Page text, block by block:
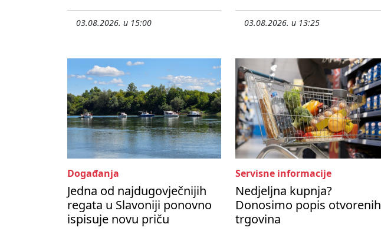
03.08.2026. u 15:00 03.08.2026. u 13:25
Događanja
Jedna od najdugovječnijih
regata u Slavoniji ponovno
ispisuje novu priču
Servisne informacije
Nedjeljna kupnja?
Donosimo popis otvorenih
trgovina